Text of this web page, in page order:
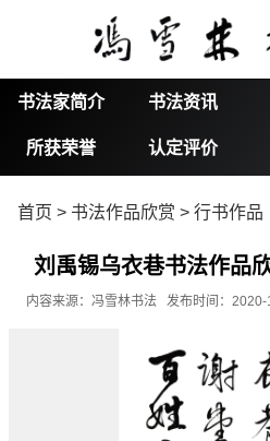
书法家简介 书法资讯
所获荣誉 认定评价
首页 > 书法作品欣赏 > 行书作品
刘禹锡乌衣巷书法作品
内容来源：冯雪林书法 发布时间：